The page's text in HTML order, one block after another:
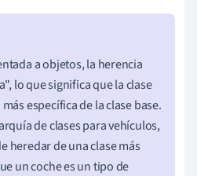
a objetos, la herencia
lo que significa que la clase
específica de la clase base.
de clases para vehículos,
heredar de una clase más
un coche es un tipo de